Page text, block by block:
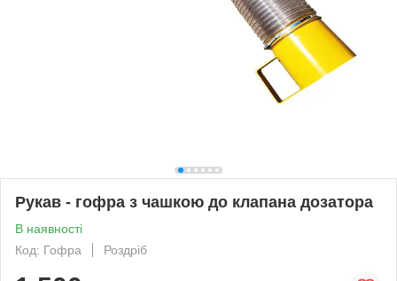
Рукав - гофра з чашкою до клапана дозатора
В наявності
Код: Гофра
Роздріб